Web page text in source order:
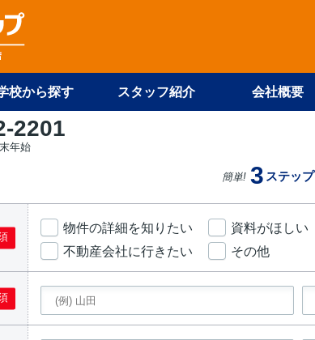
校から探す スタッフ紹介 会社概要
2201
年始
簡単! 3 ステップ
物件の詳細を知りたい 資料がほしい
不動産会社に行きたい
その他